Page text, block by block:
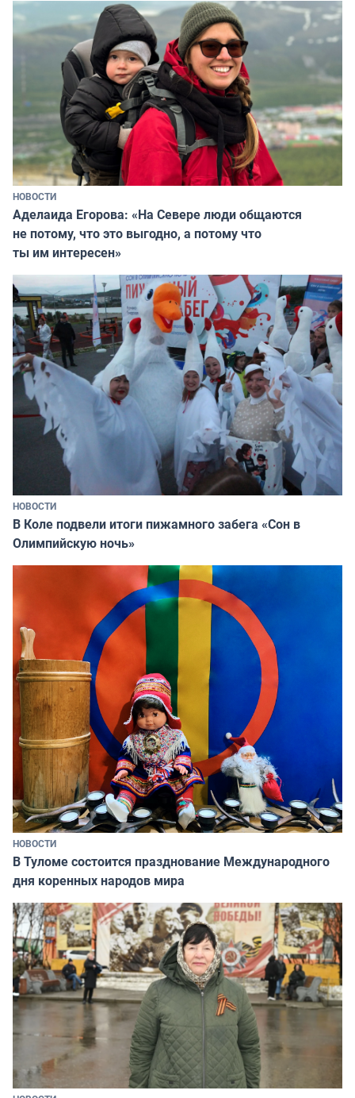
НОВОСТИ
Аделаида Егорова: «На Севере люди общаются
не потому, что это выгодно, а потому что
ты им интересен»
НОВОСТИ
В Коле подвели итоги пижамного забега «Сон в
Олимпийскую ночь»
НОВОСТИ
В Туломе состоится празднование Международного
дня коренных народов мира